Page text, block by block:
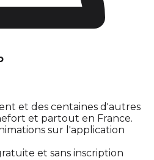
et des centaines d'autres
et partout en France.
sur l'application
et sans inscription